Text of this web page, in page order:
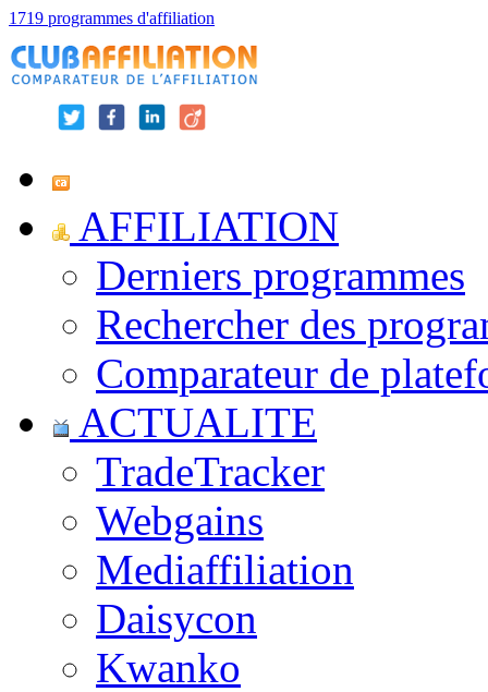
1719 programmes d'affiliation
AFFILIATION
Derniers programmes
Rechercher des
Comparateur de
ACTUALITE
TradeTracker
Webgains
Mediaffiliation
Daisycon
Kwanko